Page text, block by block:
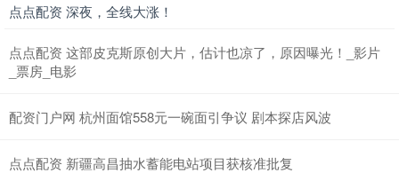
点点配资 深夜，全线大涨！
点点配资 这部皮克斯原创大片，估计也凉了，原因曝光！_影片
_票房_电影
配资门户网 杭州面馆558元一碗面引争议 剧本探店风波
点点配资 新疆高昌抽水蓄能电站项目获核准批复